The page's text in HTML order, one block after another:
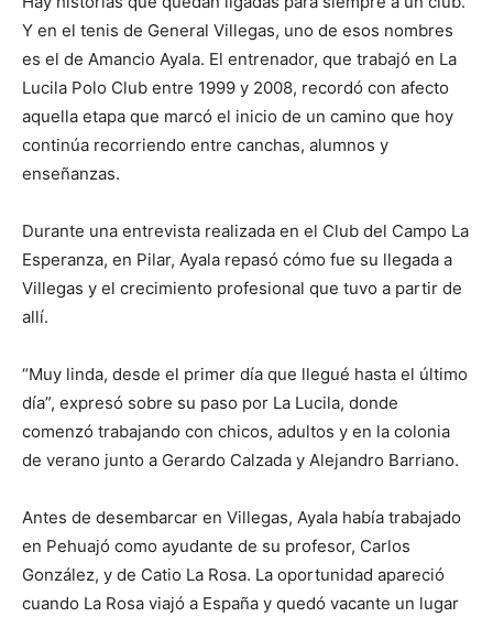
Y en el tenis de General Villegas, uno de esos nombres
es el de Amancio Ayala. El entrenador, que trabajó en La
Lucila Polo Club entre 1999 y 2008, recordó con afecto
aquella etapa que marcó el inicio de un camino que hoy
continúa recorriendo entre canchas, alumnos y
enseñanzas.
Durante una entrevista realizada en el Club del Campo La
Esperanza, en Pilar, Ayala repasó cómo fue su llegada a
Villegas y el crecimiento profesional que tuvo a partir de
allí.
“Muy linda, desde el primer día que llegué hasta el último
día”, expresó sobre su paso por La Lucila, donde
comenzó trabajando con chicos, adultos y en la colonia
de verano junto a Gerardo Calzada y Alejandro Barriano.
Antes de desembarcar en Villegas, Ayala había trabajado
en Pehuajó como ayudante de su profesor, Carlos
González, y de Catio La Rosa. La oportunidad apareció
cuando La Rosa viajó a España y quedó vacante un lugar